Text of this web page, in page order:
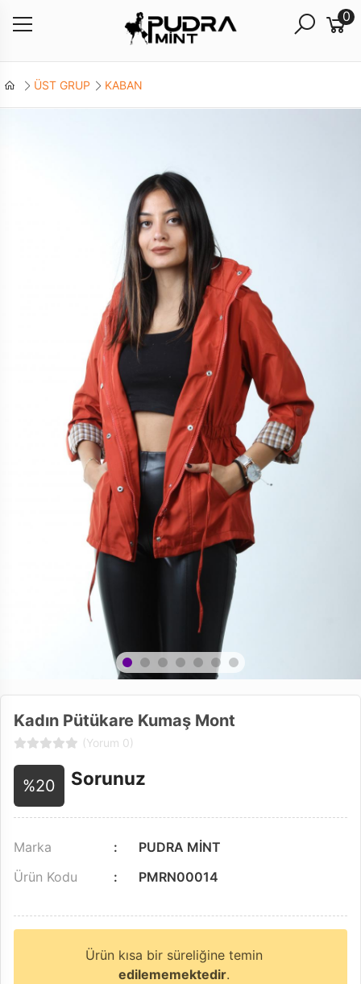
0
ÜST GRUP KABAN
Kadın Pütükare Kumaş Mont
(Yorum 0)
%20 Sorunuz
Marka
PUDRA MİNT
Ürün Kodu
PMRN00014
Ürün kısa bir süreliğine temin
edilememektedir.